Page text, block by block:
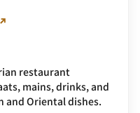
restaurant
mains, drinks, and
and Oriental dishes.